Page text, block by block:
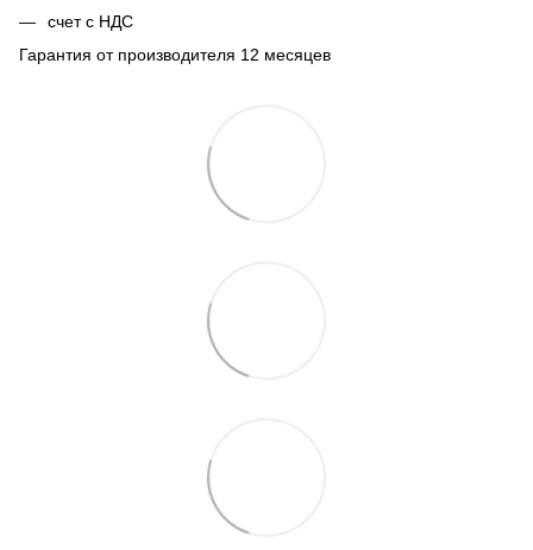
счет с НДС
Гарантия от производителя 12 месяцев